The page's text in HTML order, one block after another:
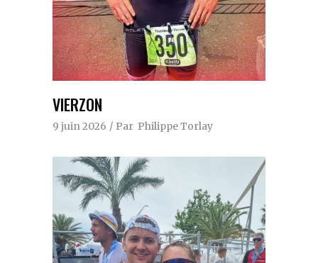
VIERZON
9 juin 2026 Par Philippe Torlay